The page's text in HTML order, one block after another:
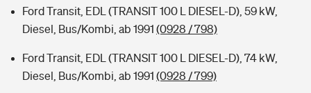
Ford Transit, EDL (TRANSIT 100 L DIESEL-D), 59 kW,
Diesel, Bus/Kombi, ab 1991 (0928 / 798)
Ford Transit, EDL (TRANSIT 100 L DIESEL-D), 74 kW,
Diesel, Bus/Kombi, ab 1991 (0928 / 799)